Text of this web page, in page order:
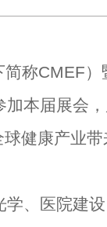
CMEF）
加本届展会
健康产业
医院建设